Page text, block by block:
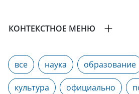
КОНТЕКСТНОЕ МЕНЮ
все наука образование
культура официально